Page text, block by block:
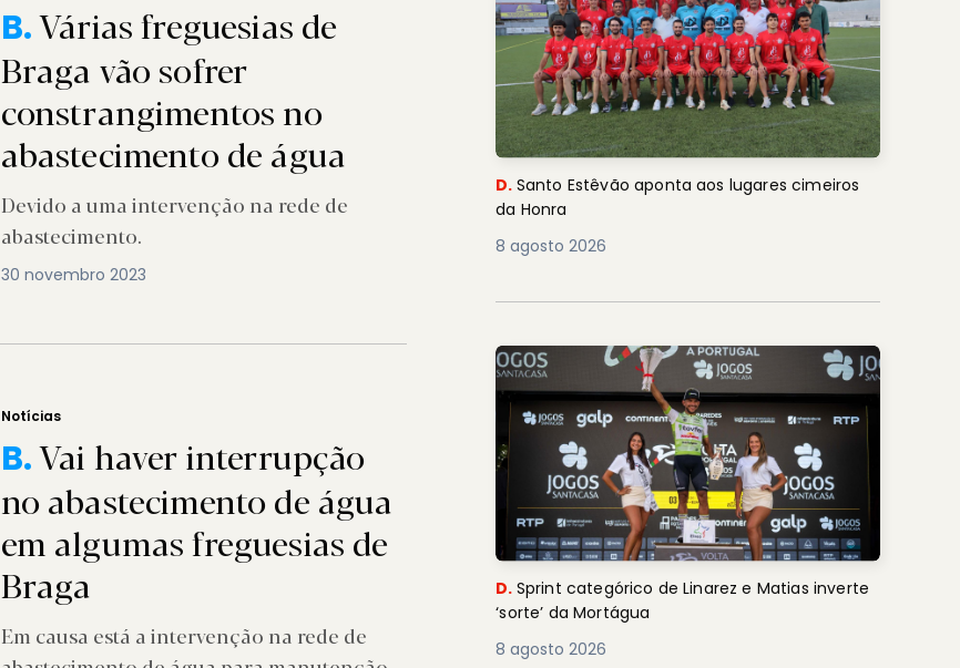
B.Várias freguesias de
Braga vão sofrer
constrangimentos no
abastecimento de água
Devido a uma intervenção na rede de
abastecimento.
30 novembro 2023
Notícias
B.Vai haver interrupção
no abastecimento de água
em algumas freguesias de
Braga
Em causa está a intervenção na rede de
D. Santo Estêvão aponta aos lugares cimeiros
da Honra
8 agosto 2026
D. Sprint categórico de Linarez e Matias inverte
‘sorte’ da Mortágua
8 agosto 2026